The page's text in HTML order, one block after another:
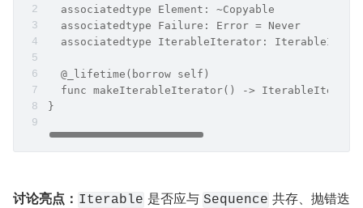
  associatedtype Element: ~Copyable
  associatedtype Failure: Error = Never
associatedtype IterableIterator:
  @_lifetime(borrow self)
func makeIterableIterator() ->
}
讨论亮点： Iterable 是否应与 Sequence 共存、抛错迭